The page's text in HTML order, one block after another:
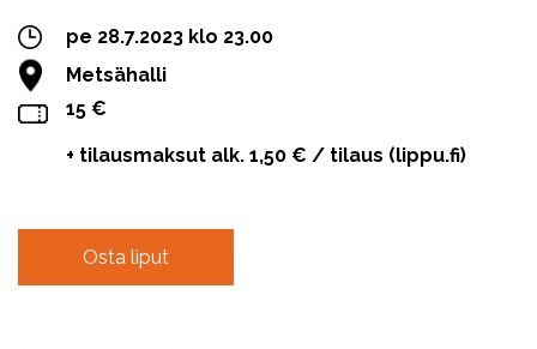
pe 28.7.2023 klo 23.00
Metsähalli
15 €
+ tilausmaksut alk. 1,50 € / tilaus (lippu.fi)
Osta liput